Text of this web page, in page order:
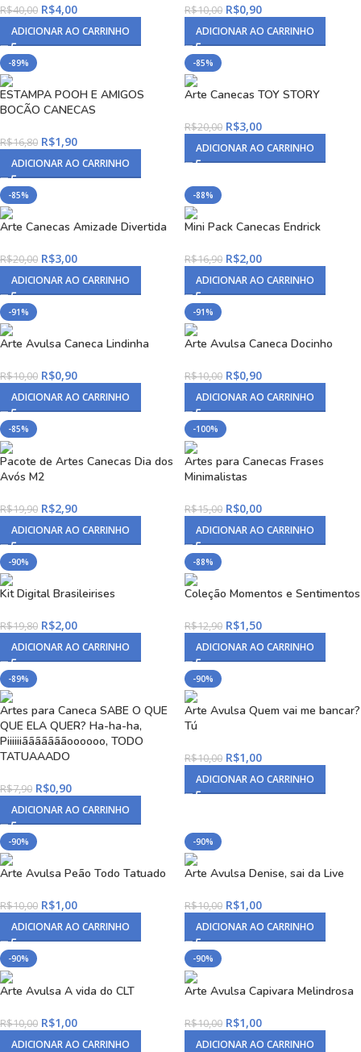
R$40,00 R$4,00
ADICIONAR AO CARRINHO
R$10,00 R$0,90
ADICIONAR AO CARRINHO
-89%
ESTAMPA POOH E AMIGOS
BOCÃO CANECAS
R$16,80 R$1,90
ADICIONAR AO CARRINHO
-85%
Arte Canecas TOY STORY
R$20,00 R$3,00
ADICIONAR AO CARRINHO
-85%
Arte Canecas Amizade Divertida
R$20,00 R$3,00
ADICIONAR AO CARRINHO
-88%
Mini Pack Canecas Endrick
R$16,90 R$2,00
ADICIONAR AO CARRINHO
-91%
Arte Avulsa Caneca Lindinha
R$10,00 R$0,90
ADICIONAR AO CARRINHO
-91%
Arte Avulsa Caneca Docinho
R$10,00 R$0,90
ADICIONAR AO CARRINHO
-85%
Pacote de Artes Canecas Dia dos
Avós M2
R$19,90 R$2,90
ADICIONAR AO CARRINHO
-100%
Artes para Canecas Frases
Minimalistas
R$15,00 R$0,00
ADICIONAR AO CARRINHO
-90%
Kit Digital Brasileirises
R$19,80 R$2,00
ADICIONAR AO CARRINHO
-88%
Coleção Momentos e Sentimentos
R$12,90 R$1,50
ADICIONAR AO CARRINHO
-89%
Artes para Caneca SABE O QUE
QUE ELA QUER? Ha-ha-ha,
Piiiiiiãããããããoooooo, TODO
TATUAAADO
R$7,90 R$0,90
ADICIONAR AO CARRINHO
-90%
Arte Avulsa Quem vai me bancar?
Tú
R$10,00 R$1,00
ADICIONAR AO CARRINHO
-90%
Arte Avulsa Peão Todo Tatuado
R$10,00 R$1,00
ADICIONAR AO CARRINHO
-90%
Arte Avulsa Denise, sai da Live
R$10,00 R$1,00
ADICIONAR AO CARRINHO
-90%
Arte Avulsa A vida do CLT
R$10,00 R$1,00
ADICIONAR AO CARRINHO
-90%
Arte Avulsa Capivara Melindrosa
R$10,00 R$1,00
ADICIONAR AO CARRINHO